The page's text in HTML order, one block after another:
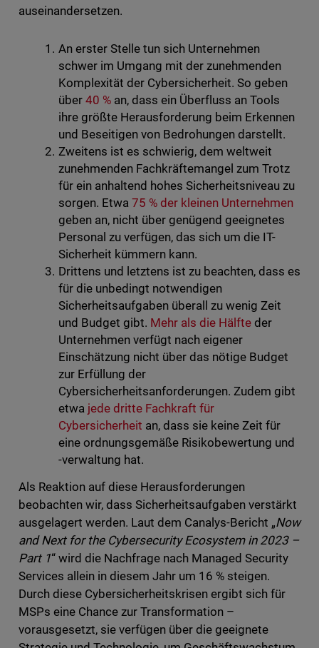
auseinandersetzen.
An erster Stelle tun sich Unternehmen
schwer im Umgang mit der zunehmenden
Komplexität der Cybersicherheit. So geben
über 40 %an, dass ein Überfluss an Tools
ihre größte Herausforderung beim Erkennen
und Beseitigen von Bedrohungen darstellt.
Zweitens ist es schwierig, dem weltweit
zunehmenden Fachkräftemangel zum Trotz
für ein anhaltend hohes Sicherheitsniveau zu
sorgen. Etwa 75 % der kleinen Unternehmen
geben an, nicht über genügend geeignetes
Personal zu verfügen, das sich um die IT-
Sicherheit kümmern kann.
Drittens und letztens ist zu beachten, dass es
für die unbedingt notwendigen
Sicherheitsaufgaben überall zu wenig Zeit
und Budget gibt. Mehr als die Hälfte der
Unternehmen verfügt nach eigener
Einschätzung nicht über das nötige Budget
zur Erfüllung der
Cybersicherheitsanforderungen. Zudem gibt
etwa jede dritte Fachkraft für
Cybersicherheit an, dass sie keine Zeit für
eine ordnungsgemäße Risikobewertung und
-verwaltung hat.
Als Reaktion auf diese Herausforderungen
beobachten wir, dass Sicherheitsaufgaben verstärkt
ausgelagert werden. Laut dem Canalys-Bericht „Now
and Next for the Cybersecurity Ecosystem in 2023 –
Part 1“ wird die Nachfrage nach Managed Security
Services allein in diesem Jahr um 16 % steigen.
Durch diese Cybersicherheitskrisen ergibt sich für
MSPs eine Chance zur Transformation –
vorausgesetzt, sie verfügen über die geeignete